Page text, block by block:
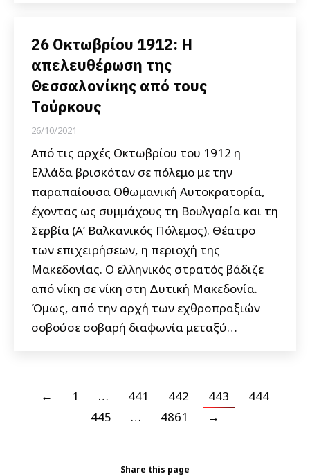
26 Οκτωβρίου 1912: Η
απελευθέρωση της
Θεσσαλονίκης από τους
Τούρκους
26/10/2021
Από τις αρχές Οκτωβρίου του 1912 η
Ελλάδα βρισκόταν σε πόλεμο με την
παραπαίουσα Οθωμανική Αυτοκρατορία,
έχοντας ως συμμάχους τη Βουλγαρία και τη
Σερβία (Α’ Βαλκανικός Πόλεμος). Θέατρο
των επιχειρήσεων, η περιοχή της
Μακεδονίας. Ο ελληνικός στρατός βάδιζε
από νίκη σε νίκη στη Δυτική Μακεδονία.
Όμως, από την αρχή των εχθροπραξιών
σοβούσε σοβαρή διαφωνία μεταξύ…
← 1 … 441 442 443
444
445
… 4861 →
Share this page